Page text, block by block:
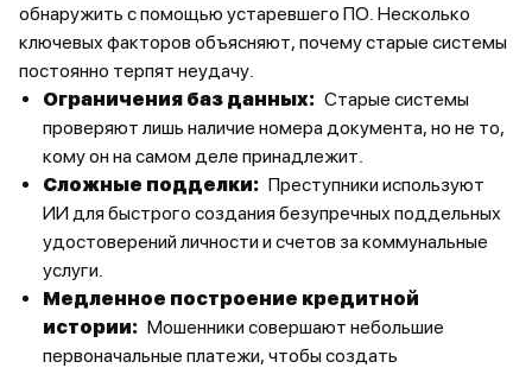
обнаружить с помощью устаревшего ПО. Несколько
ключевых факторов объясняют, почему старые системы
постоянно терпят неудачу.
Ограничения баз данных: Старые системы
проверяют лишь наличие номера документа, но не то,
кому он на самом деле принадлежит.
Сложные подделки: Преступники используют
ИИ для быстрого создания безупречных поддельных
удостоверений личности и счетов за коммунальные
услуги.
Медленное построение кредитной
истории: Мошенники совершают небольшие
первоначальные платежи, чтобы создать